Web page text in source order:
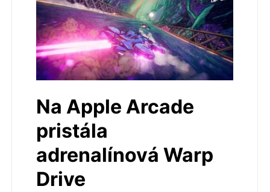
Na Apple Arcade
pristála
adrenalínová Warp
Drive